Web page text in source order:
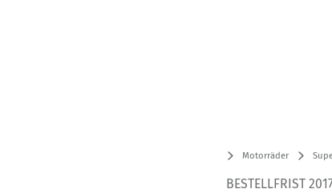
Motorräder
BESTELLFRIST